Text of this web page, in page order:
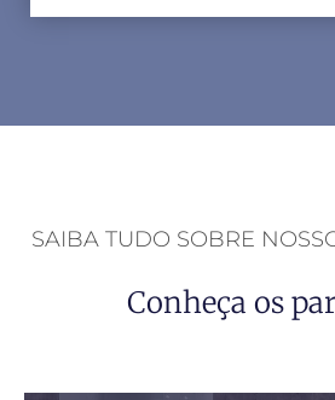
SAIBA TUDO SOBRE
Conheça os